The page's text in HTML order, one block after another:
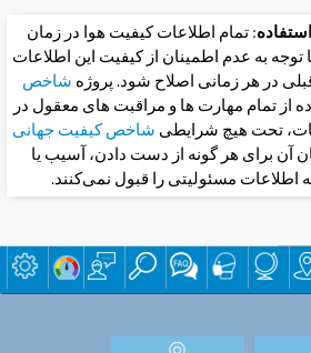
: تمام اطلاعات کیفیت هوا در زمان
توجه به عدم اطمینان از کیفیت این اطلاعات
در هر زمانی اصلاح شود. پروژهشاخص
از تمام مهارت ها و مراقبت های معقول در
تحت هیچ شرایطیشاخص کیفیت جهانی
آن برای هر گونه از دست دادن، آسیب یا
مسئولیتی را قبول نمی‌کنند.